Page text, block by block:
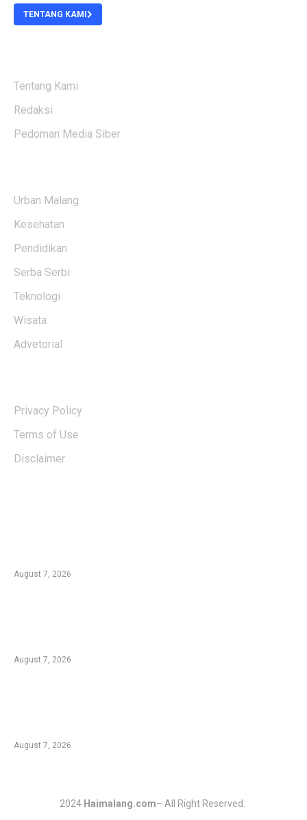
TENTANG KAMI
Tentang Kami
Redaksi
Pedoman Media Siber
Urban Malang
Kesehatan
Pendidikan
Serba Serbi
Teknologi
Wisata
Advetorial
Privacy Policy
Terms of Use
Disclaimer
August 7, 2026
August 7, 2026
August 7, 2026
2024 Haimalang.com– All Right Reserved.